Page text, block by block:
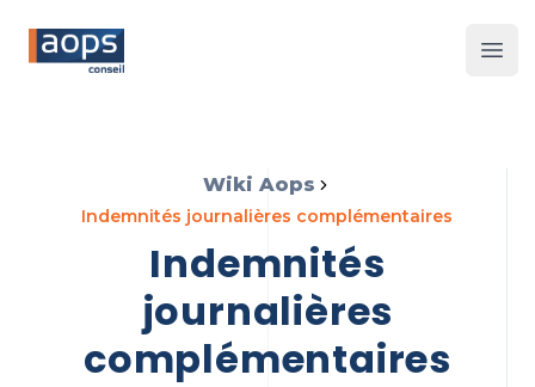
Les
Wiki Aops
indemnités journalières complémentaires
indemnités
journalières
complémentaires